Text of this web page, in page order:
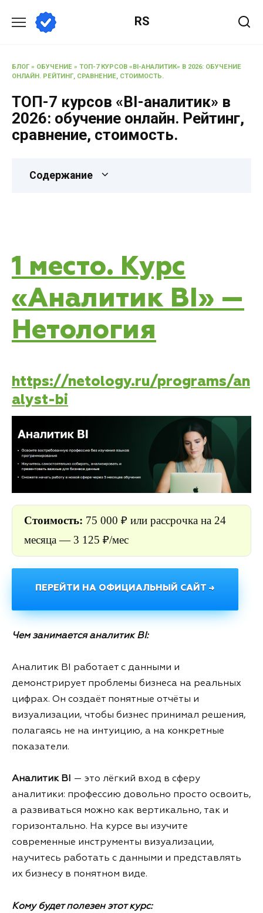
RS
БЛОГ» ОБУЧЕНИЕ » ТОП-7 КУРСОВ «BI-АНАЛИТИК» В 2026: ОБУЧЕНИЕ
ОНЛАЙН. РЕЙТИНГ, СРАВНЕНИЕ, СТОИМОСТЬ.
ТОП-7 курсов «BI-аналитик» в
2026: обучение онлайн. Рейтинг,
сравнение, стоимость.
Содержание
1 место. Курс
«Аналитик BI» —
Нетология
https://netology.ru/programs/an
alyst-bi
Стоимость: 75 000 ₽ или рассрочка на 24
месяца — 3 125 ₽/мес
ПЕРЕЙТИ НА ОФИЦИАЛЬНЫЙ САЙТ →
Чем занимается аналитик BI:
Аналитик BI работает с данными и
демонстрирует проблемы бизнеса на реальных
цифрах. Он создаёт понятные отчёты и
визуализации, чтобы бизнес принимал решения,
полагаясь не на интуицию, а на конкретные
показатели.
Аналитик BI — это лёгкий вход в сферу
аналитики: профессию довольно просто освоить,
а развиваться можно как вертикально, так и
горизонтально. На курсе вы изучите
современные инструменты визуализации,
научитесь работать с данными и представлять
их бизнесу в понятном виде.
Кому будет полезен этот курс: